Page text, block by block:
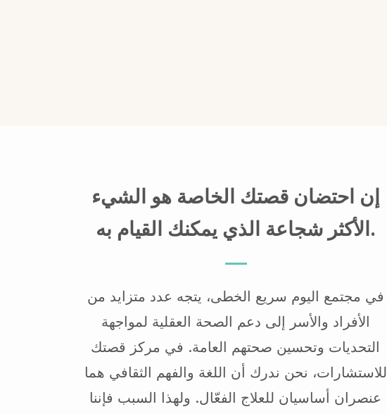
إن احتضان قصتك الخاصة هو الشيء
الأكثر شجاعة الذي يمكنك القيام به.
في مجتمع اليوم سريع الخطى، يتجه عدد متزايد من
الأفراد والأسر إلى دعم الصحة العقلية لمواجهة
التحديات وتحسين صحتهم العامة. في مركز قصتك
للاستشارات، نحن ندرك أن اللغة والفهم الثقافي هما
عنصران أساسيان للعلاج الفعّال. ولهذا السبب فإننا